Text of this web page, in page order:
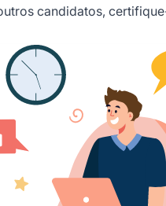
candidatos,